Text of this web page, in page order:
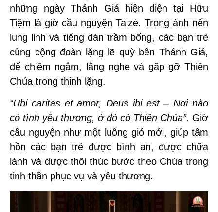
những ngày Thánh Giá hiện diện tại Hữu
Tiệm là giờ cầu nguyện Taizé. Trong ánh nến
lung linh và tiếng đàn trầm bổng, các bạn trẻ
cùng cộng đoàn lặng lẽ quỳ bên Thánh Giá,
để chiêm ngắm, lắng nghe và gặp gỡ Thiên
Chúa trong thinh lặng.
“Ubi caritas et amor, Deus ibi est – Nơi nào
có tình yêu thương, ở đó có Thiên Chúa”. Giờ
cầu nguyện như một luồng gió mới, giúp tâm
hồn các bạn trẻ được bình an, được chữa
lành và được thôi thúc bước theo Chúa trong
tinh thần phục vụ và yêu thương.